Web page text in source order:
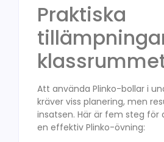
Praktiska
Att använda Plinko-bollar i
kräver viss planering, men
insatsen. Här är fem steg
en effektiv Plinko-övning: